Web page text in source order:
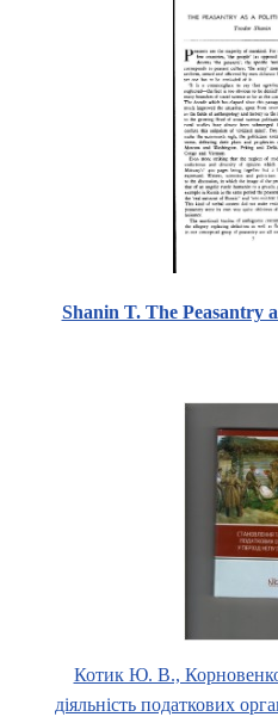
Shanin T. The Peasantry
Котик Ю. В.,
діяльність податкових